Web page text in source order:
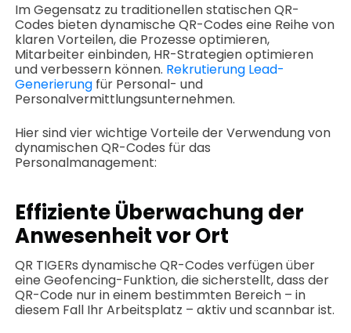
Im Gegensatz zu traditionellen statischen QR-
Codes bieten dynamische QR-Codes eine Reihe von
klaren Vorteilen, die Prozesse optimieren,
Mitarbeiter einbinden, HR-Strategien optimieren
und verbessern können. Rekrutierung Lead-
Generierung für Personal- und
Personalvermittlungsunternehmen.
Hier sind vier wichtige Vorteile der Verwendung von
dynamischen QR-Codes für das
Personalmanagement:
Effiziente Überwachung der
Anwesenheit vor Ort
QR TIGERs dynamische QR-Codes verfügen über
eine Geofencing-Funktion, die sicherstellt, dass der
QR-Code nur in einem bestimmten Bereich – in
diesem Fall Ihr Arbeitsplatz – aktiv und scannbar ist.